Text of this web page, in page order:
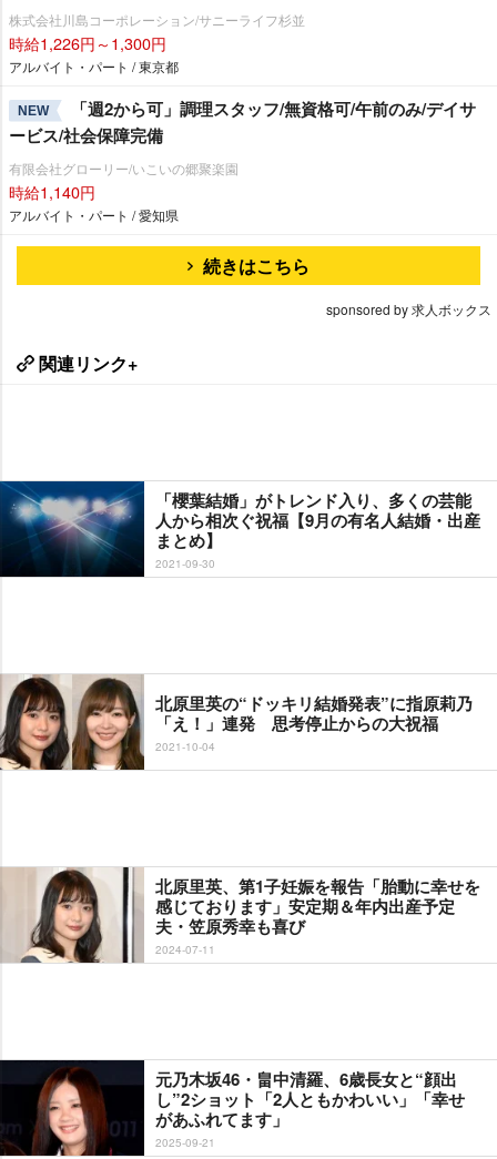
株式会社川島コーポレーション/サニーライフ杉並
時給1,226円～1,300円
アルバイト・パート / 東京都
NEW
「週2から可」調理スタッフ/無資格可/午前のみ/デイサ
ービス/社会保障完備
有限会社グローリー/いこいの郷聚楽園
時給1,140円
アルバイト・パート / 愛知県
続きはこちら
sponsored by 求人ボックス
関連リンク+
「櫻葉結婚」がトレンド入り、多くの芸能
人から相次ぐ祝福【9月の有名人結婚・出産
まとめ】
2021-09-30
北原里英の“ドッキリ結婚発表”に指原莉乃
「え！」連発 思考停止からの大祝福
2021-10-04
北原里英、第1子妊娠を報告「胎動に幸せを
感じております」安定期＆年内出産予定
夫・笠原秀幸も喜び
2024-07-11
元乃木坂46・畠中清羅、6歳長女と“顔出
し”2ショット「2人ともかわいい」「幸せ
があふれてます」
2025-09-21